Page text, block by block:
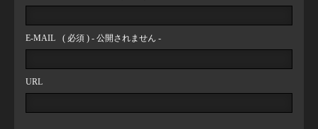
E-MAIL ( 必須 ) - 公開されません -
URL